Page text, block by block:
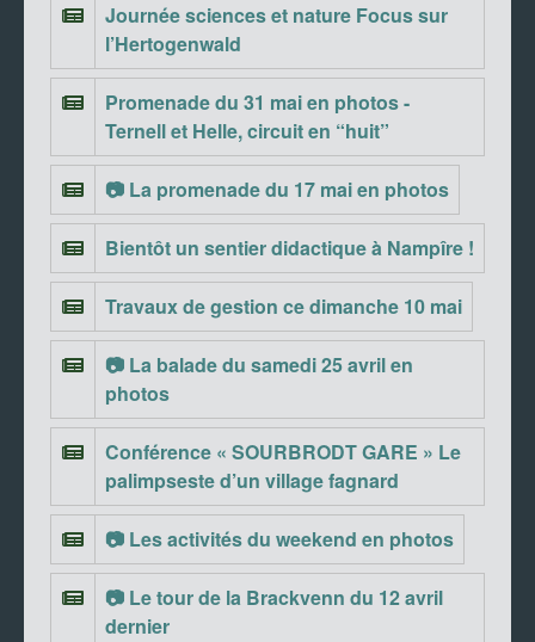
Journée sciences et nature Focus sur
l’Hertogenwald
Promenade du 31 mai en photos -
Ternell et Helle, circuit en “huit”
📷 La promenade du 17 mai en photos
Bientôt un sentier didactique à Nampîre !
Travaux de gestion ce dimanche 10 mai
📷 La balade du samedi 25 avril en
photos
Conférence « SOURBRODT GARE » Le
palimpseste d’un village fagnard
📷 Les activités du weekend en photos
📷 Le tour de la Brackvenn du 12 avril
dernier